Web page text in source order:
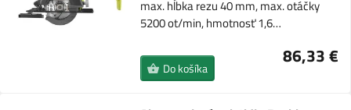
max. hĺbka rezu 40 mm, max. otáčky
5200 ot/min, hmotnosť 1,6…
86,33 €
Do košíka